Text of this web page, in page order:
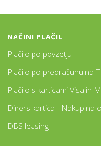
NAČINI PLAČIL
Plačilo po povzetju
Plačilo po predračunu na
Plačilo s karticami Visa in
Diners kartica - Nakup na
DBS leasing